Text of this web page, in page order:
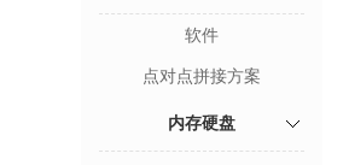
软件
点对点拼接方案
内存硬盘